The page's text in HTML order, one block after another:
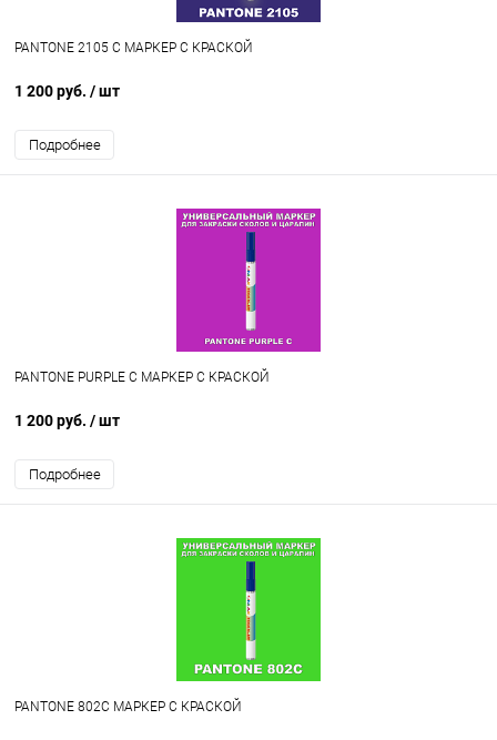
PANTONE 2105 C МАРКЕР С КРАСКОЙ
1 200 руб. / шт
Подробнее
PANTONE PURPLE C МАРКЕР С КРАСКОЙ
1 200 руб. / шт
Подробнее
PANTONE 802C МАРКЕР С КРАСКОЙ